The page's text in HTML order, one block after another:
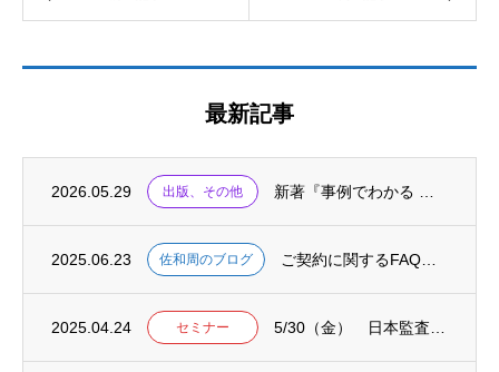
最新記事
2026.05.29 出版、その他
2025.06.23 佐和周のブログ
2025.04.24 セミナー